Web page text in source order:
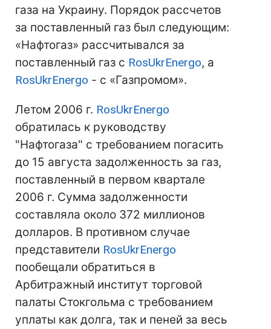
газа на Украину. Порядок рассчетов
за поставленный газ был следующим:
«Нафтогаз» рассчитывался за
поставленный газ с RosUkrEnergo, а
RosUkrEnergo - с «Газпромом».
Летом 2006 г. RosUkrEnergo
обратилась к руководству
"Нафтогаза" с требованием погасить
до 15 августа задолженность за газ,
поставленный в первом квартале
2006 г. Сумма задолженности
составляла около 372 миллионов
долларов. В противном случае
представители RosUkrEnergo
пообещали обратиться в
Арбитражный институт торговой
палаты Стокгольма с требованием
уплаты как долга, так и пеней за весь